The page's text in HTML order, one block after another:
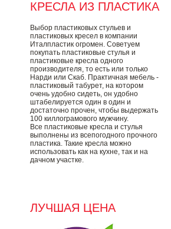
КРЕСЛА ИЗ ПЛАСТИКА
Выбор пластиковых стульев и
пластиковых кресел в компании
Италпластик огромен. Советуем
покупать пластиковые стулья и
пластиковые кресла одного
производителя, то есть или только
Нарди или Скаб. Практичная мебель -
пластиковый табурет, на котором
очень удобно сидеть, он удобно
штабелируется один в один и
достаточно прочен, чтобы выдержать
100 киллограмового мужчину.
Все пластиковые кресла и стулья
выполнены из всепогодного прочного
пластика. Такие кресла можно
использовать как на кухне, так и на
дачном участке.
ЛУЧШАЯ ЦЕНА